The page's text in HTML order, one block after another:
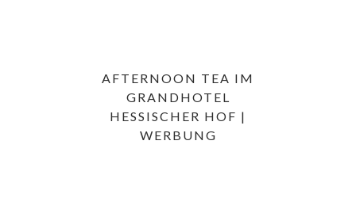
AFTERNOON TEA IM
GRANDHOTEL
HESSISCHER HOF |
WERBUNG